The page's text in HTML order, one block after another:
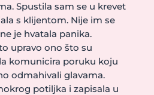
Spustila sam se u krevet
s klijentom. Nije im se
je hvatala panika.
upravo ono što su
komunicira poruku koju
odmahivali glavama.
potiljka i zapisala u